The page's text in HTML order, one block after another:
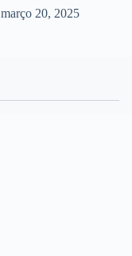
março 20, 2025